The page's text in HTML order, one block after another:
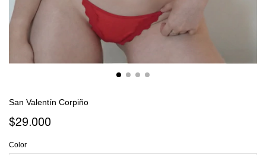
San Valentín Corpiño
$29.000
Color